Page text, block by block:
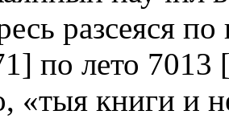
разсеяся
по лето 7013
«тыя книги и